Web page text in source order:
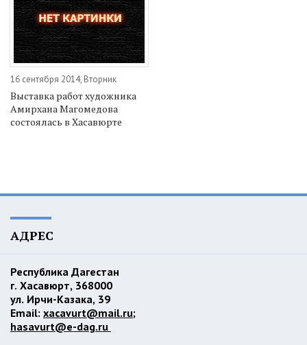
16 сентября 2014, Вторник
Выставка работ художника
Амирхана Магомедова
состоялась в Хасавюрте
АДРЕС
Республика Дагестан
г. Хасавюрт, 368000
ул. Ирчи-Казака, 39
Email: xacavurt@mail.ru;
hasavurt@e-dag.ru